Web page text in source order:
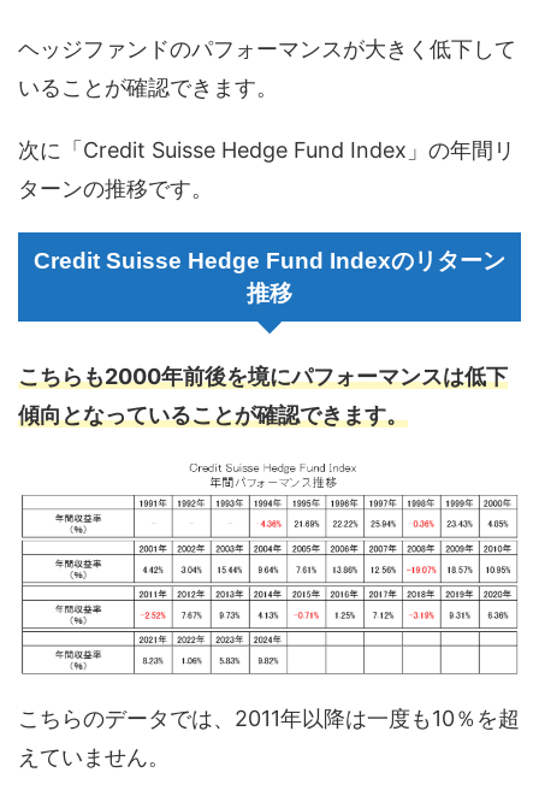
ヘッジファンドのパフォーマンスが大きく低下して
いることが確認できます。
次に「Credit Suisse Hedge Fund Index」の年間リ
ターンの推移です。
Credit Suisse Hedge Fund Indexのリターン
推移
こちらも2000年前後を境にパフォーマンスは低下
傾向となっていることが確認できます。
こちらのデータでは、2011年以降は一度も10％を超
えていません。